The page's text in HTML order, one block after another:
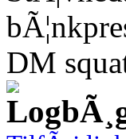
DM